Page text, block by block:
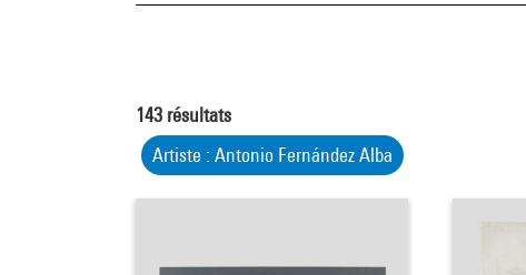
143 résultats
Artiste : Antonio Fernández Alba